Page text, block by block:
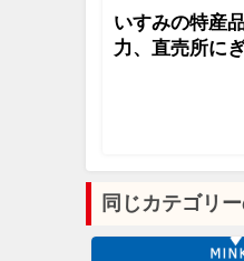
いすみの特産
力、直売所に
同じカテゴリ